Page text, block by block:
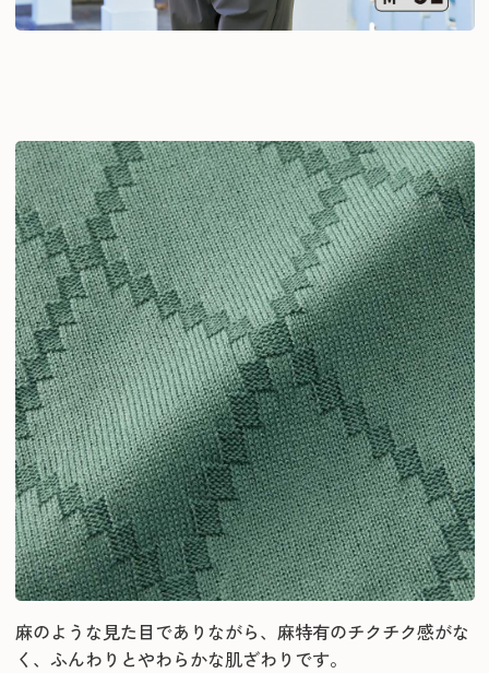
麻のような見た目でありながら、麻特有のチクチク感がな
く、ふんわりとやわらかな肌ざわりです。